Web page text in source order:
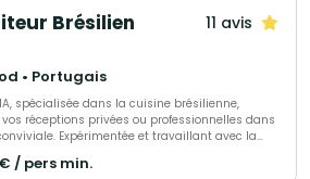
Brésilien 11 avis
• Portugais
spécialisée dans la cuisine brésilienne,
réceptions privées ou professionnelles dans
travaillant avec la
saura être à votre écoute pour répondre à
à toutes vos exigences. Elle vous
/ pers min.